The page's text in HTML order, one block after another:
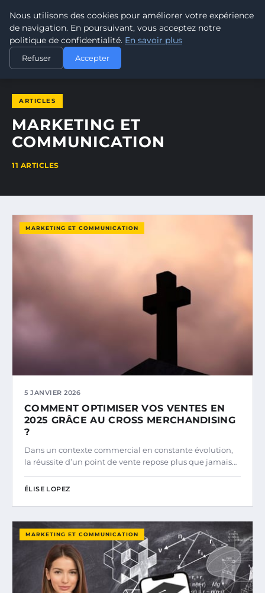
POUVOIR OUVRIER
ACCUEIL MARKETING ET COMMUNICATION
ARTICLES
MARKETING ET
COMMUNICATION
11 ARTICLES
MARKETING ET COMMUNICATION
5 JANVIER 2026
COMMENT OPTIMISER VOS VENTES EN
2025 GRÂCE AU CROSS MERCHANDISING
?
Dans un contexte commercial en constante évolution,
la réussite d’un point de vente repose plus que jamais…
ÉLISE LOPEZ
MARKETING ET COMMUNICATION
Nous utilisons des cookies pour améliorer votre expérience
de navigation. En poursuivant, vous acceptez notre
politique de confidentialité. En savoir plus
Refuser Accepter